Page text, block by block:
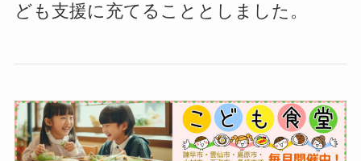
ども支援に充てることとしました。